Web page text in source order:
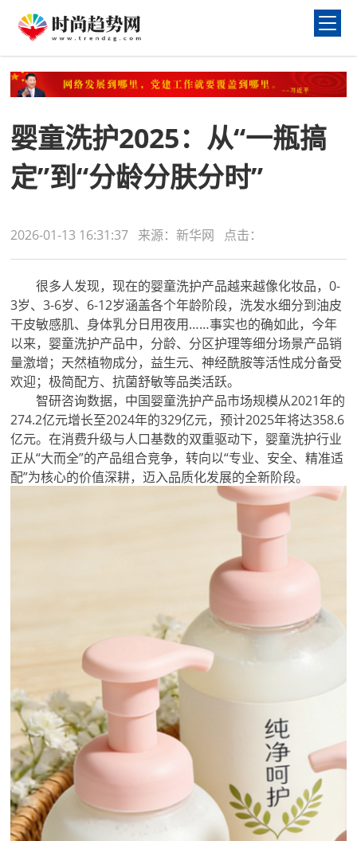
婴童洗护2025：从“一瓶搞
定”到“分龄分肤分时”
2026-01-13 16:31:37 来源：新华网 点击：
很多人发现，现在的婴童洗护产品越来越像化妆品，0-
3岁、3-6岁、6-12岁涵盖各个年龄阶段，洗发水细分到油皮
干皮敏感肌、身体乳分日用夜用……事实也的确如此，今年
以来，婴童洗护产品中，分龄、分区护理等细分场景产品销
量激增；天然植物成分，益生元、神经酰胺等活性成分备受
欢迎；极简配方、抗菌舒敏等品类活跃。
智研咨询数据，中国婴童洗护产品市场规模从2021年的
274.2亿元增长至2024年的329亿元，预计2025年将达358.6
亿元。在消费升级与人口基数的双重驱动下，婴童洗护行业
正从“大而全”的产品组合竞争，转向以“专业、安全、精准适
配”为核心的价值深耕，迈入品质化发展的全新阶段。